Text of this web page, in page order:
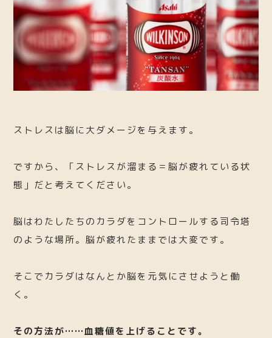
ストレスは脳に大ダメージを与えます。
ですから、「ストレスが溜まる＝脳が疲れている状
態」だと考えてください。
脳はわたしたちのカラダをコントロールする司令塔
のような場所。脳が疲れたままでは大変です。
そこでカラダはなんとか脳を元気にさせようと働
く。
その方法が……血糖値を上げることです。